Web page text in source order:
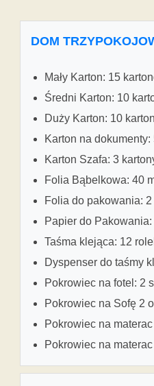
DOM
Mały Karton: 15
Średni Karton: 10
Duży Karton: 10
Karton na
Karton Szafa: 3
Folia Bąbelkowa: 40
Folia do pakowania: 2
Papier do
Taśma klejąca: 12
Dyspenser do taśmy
Pokrowiec na fotel: 2
Pokrowiec na Sofę 2
Pokrowiec na
Pokrowiec na